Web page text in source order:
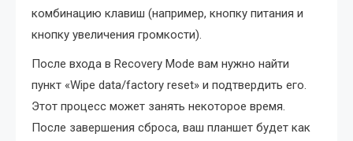
комбинацию клавиш (например, кнопку питания и
кнопку увеличения громкости).
После входа в Recovery Mode вам нужно найти
пункт «Wipe data/factory reset» и подтвердить его.
Этот процесс может занять некоторое время.
После завершения сброса, ваш планшет будет как